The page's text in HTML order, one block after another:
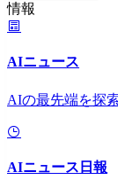
情報
AIニュース
AIの最先端を探
AIニュース日報